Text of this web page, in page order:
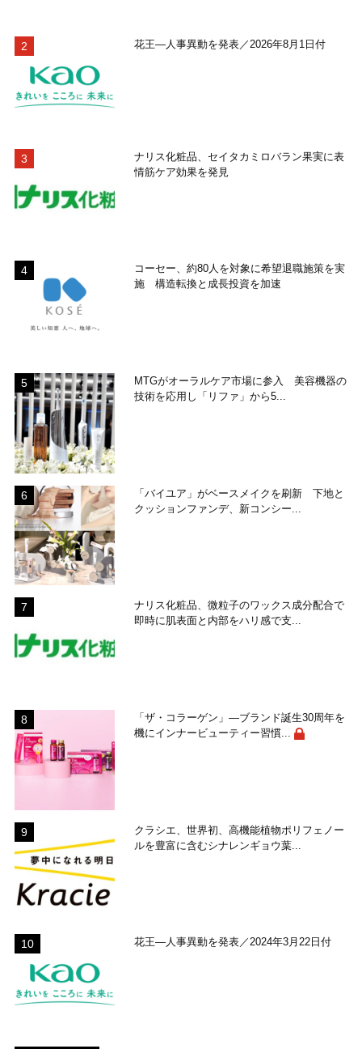
花王―人事異動を発表／2026年8月1日付
ナリス化粧品、セイタカミロバラン果実に表
情筋ケア効果を発見
コーセー、約80人を対象に希望退職施策を実
施 構造転換と成長投資を加速
MTGがオーラルケア市場に参入 美容機器の
技術を応用し「リファ」から5...
「バイユア」がベースメイクを刷新 下地と
クッションファンデ、新コンシー...
ナリス化粧品、微粒子のワックス成分配合で
即時に肌表面と内部をハリ感で支...
「ザ・コラーゲン」―ブランド誕生30周年を
機にインナービューティー習慣...
クラシエ、世界初、高機能植物ポリフェノー
ルを豊富に含むシナレンギョウ葉...
花王―人事異動を発表／2024年3月22日付